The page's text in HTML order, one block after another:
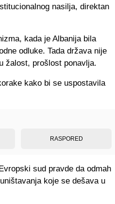
nasilja, direktan
kada je Albanija bila
odluke. Tada država nije
žalost, prošlost ponavlja.
kako bi se uspostavila
RASPORED
sud pravde da odmah
koje se dešava u